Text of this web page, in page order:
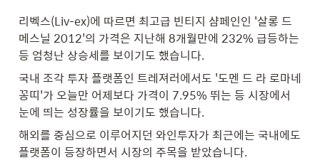
리벡스(Liv-ex)에 따르면 최고급 빈티지 샴페인인 '살롱 드
메스닐 2012'의 가격은 지난해 8개월만에 232% 급등하는
등 엄청난 상승세를 보이기도 했습니다.
국내 조각 투자 플랫폼인 트레져러에서도 '도멘 드 라 로마네
꽁띠'가 오늘만 어제보다 가격이 7.95% 뛰는 등 시장에서
눈에 띄는 성장률을 보이기도 했습니다.
해외를 중심으로 이루어지던 와인투자가 최근에는 국내에도
플랫폼이 등장하면서 시장의 주목을 받았습니다.